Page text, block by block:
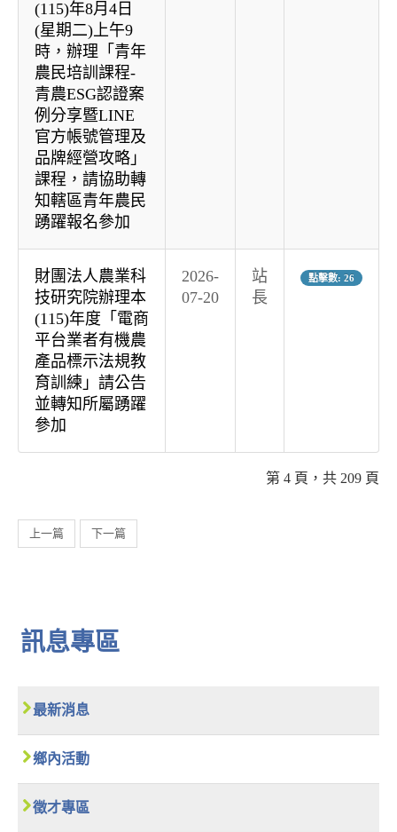
(115)年8月4日
(星期二)上午9
時，辦理「青年
農民培訓課程-
青農ESG認證案
例分享暨LINE
官方帳號管理及
品牌經營攻略」
課程，請協助轉
知轄區青年農民
踴躍報名參加
財團法人農業科
技研究院辦理本
(115)年度「電商
平台業者有機農
產品標示法規教
育訓練」請公告
並轉知所屬踴躍
參加
2026-
07-20
站
長
點擊數: 26
第 4 頁，共 209 頁
上一篇 下一篇
訊息專區
最新消息
鄉內活動
徵才專區